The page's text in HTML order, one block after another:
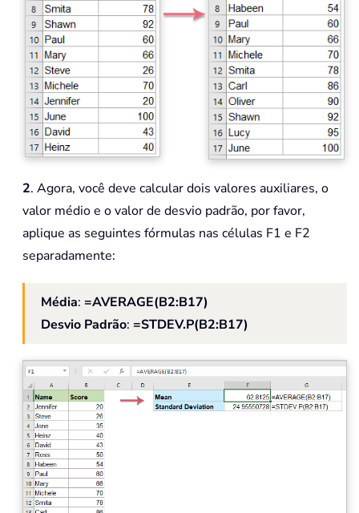
2. Agora, você deve calcular dois valores auxiliares, o
valor médio e o valor de desvio padrão, por favor,
aplique as seguintes fórmulas nas células F1 e F2
separadamente:
Média: =AVERAGE(B2:B17)
Desvio Padrão: =STDEV.P(B2:B17)